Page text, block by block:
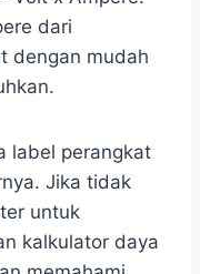
dari
dengan mudah
label perangkat
Jika tidak
untuk
kalkulator daya